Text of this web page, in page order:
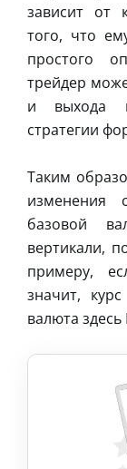
зависит от
того, что
простого
трейдер
и выхода
стратегии
Таким
изменения
базовой
вертикали,
примеру,
значит,
валюта